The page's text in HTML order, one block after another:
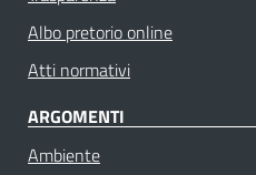
Albo pretorio online
Atti normativi
ARGOMENTI
Ambiente